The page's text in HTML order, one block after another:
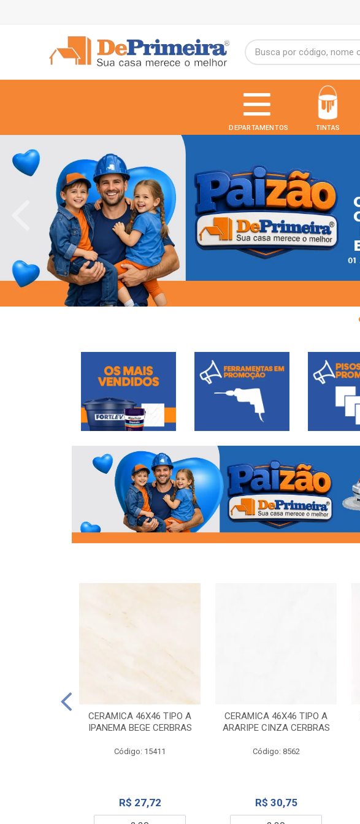
DEPARTAMENTOS TINTAS
CERAMICA 46X46 TIPO A
IPANEMA BEGE CERBRAS
Código: 15411
R$ 27,72
CERAMICA 46X46 TIPO A
ARARIPE CINZA CERBRAS
Código: 8562
R$ 30,75